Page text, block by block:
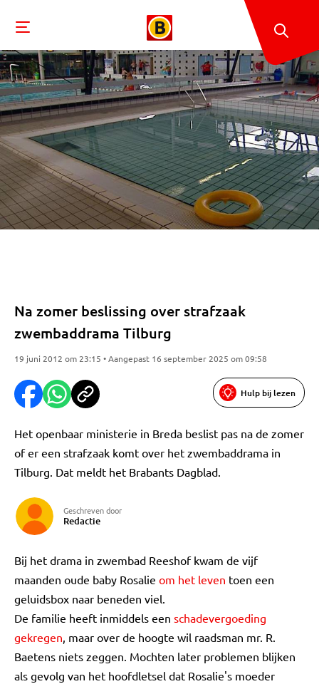
Na zomer beslissing over strafzaak
zwembaddrama Tilburg
19 juni 2012 om 23:15 • Aangepast 16 september 2025 om 09:58
Hulp bij lezen
Het openbaar ministerie in Breda beslist pas na de zomer
of er een strafzaak komt over het zwembaddrama in
Tilburg. Dat meldt het Brabants Dagblad.
Geschreven door
Redactie
Bij het drama in zwembad Reeshof kwam de vijf
maanden oude baby Rosalie om het leven toen een
geluidsbox naar beneden viel.
De familie heeft inmiddels een schadevergoeding
gekregen, maar over de hoogte wil raadsman mr. R.
Baetens niets zeggen. Mochten later problemen blijken
als gevolg van het hoofdletsel dat Rosalie's moeder